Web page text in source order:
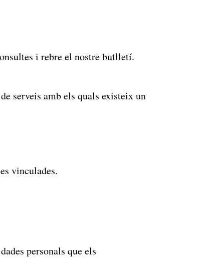
i rebre el nostre butlletí.
serveis amb els quals existeix un
vinculades.
personals que els